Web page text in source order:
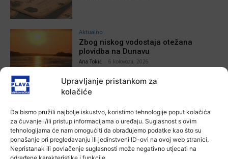
Upravljanje pristankom za
kolačiće
Da bismo pružili najbolje iskustvo, koristimo tehnologije poput kolačića
za čuvanje i/ili pristup informacijama o uređaju. Suglasnost s ovim
tehnologijama će nam omogućiti da obrađujemo podatke kao što su
ponašanje pri pregledavanju ili jedinstveni ID-ovi na ovoj web stranici.
Nepristanak ili povlačenje suglasnosti može negativno utjecati na
Aktualno
Zbog niskog vodostaja otežana
plovidba na Dunavu
Ana Tokić 6 kolovoza, 2026
POVEZANE VIJESTI
Aktualno
Autoklub Vinkovci u rujnu će obilježiti
stotu godišnjicu djelovanja